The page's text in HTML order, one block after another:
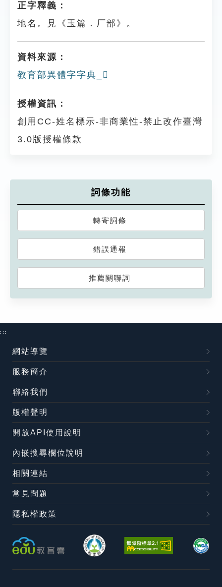
正字釋義：
地名。見《玉篇．厂部》。
資料來源：
教育部異體字字典_𠩪
授權資訊：
創用CC-姓名標示-非商業性-禁止改作臺灣
3.0版授權條款
詞條功能
轉寄詞條
錯誤通報
推薦關聯詞
:::
網站導覽
服務簡介
聯絡我們
版權聲明
開放API使用說明
內嵌搜尋欄位說明
相關連結
常見問題
隱私權政策